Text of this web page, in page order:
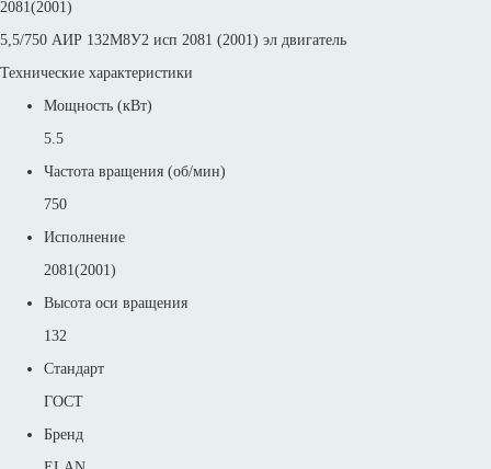
2081(2001)
5,5/750 АИР 132М8У2 исп 2081 (2001) эл двигатель
Технические характеристики
Мощность (кВт)
5.5
Частота вращения (об/мин)
750
Исполнение
2081(2001)
Высота оси вращения
132
Стандарт
ГОСТ
Бренд